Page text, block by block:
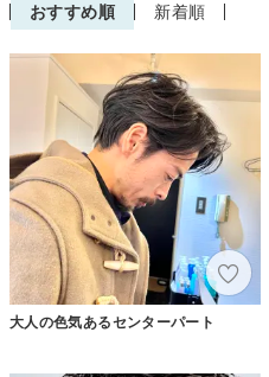
おすすめ順 新着順
大人の色気あるセンターパート